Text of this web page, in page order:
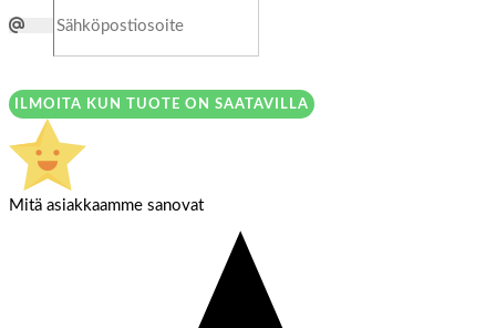
ILMOITA KUN TUOTE ON SAATAVILLA
Mitä asiakkaamme sanovat